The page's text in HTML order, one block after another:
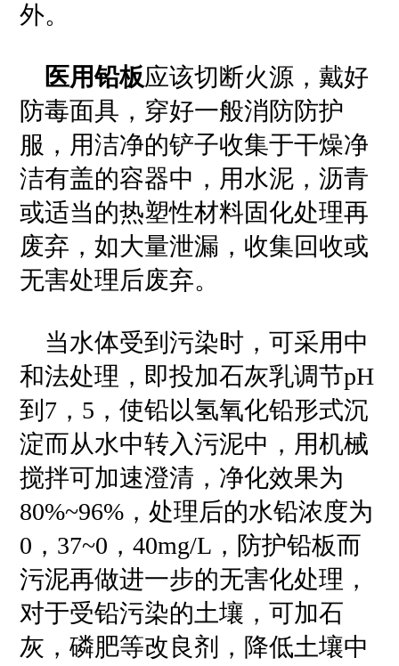
外。
医用铅板应该切断火源，戴好
防毒面具，穿好一般消防防护
服，用洁净的铲子收集于干燥净
洁有盖的容器中，用水泥，沥青
或适当的热塑性材料固化处理再
废弃，如大量泄漏，收集回收或
无害处理后废弃。
当水体受到污染时，可采用中
和法处理，即投加石灰乳调节pH
到7，5，使铅以氢氧化铅形式沉
淀而从水中转入污泥中，用机械
搅拌可加速澄清，净化效果为
80%~96%，处理后的水铅浓度为
0，37~0，40mg/L，防护铅板而
污泥再做进一步的无害化处理，
对于受铅污染的土壤，可加石
灰，磷肥等改良剂，降低土壤中